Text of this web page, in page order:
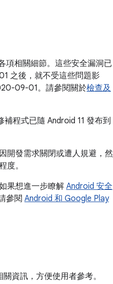
項相關細節。這些安全漏洞已
之後，就不受這些問題影
09-01。請參閱關於檢查及
程式已隨 Android 11 發布到
開發需求關閉或遭人規避，然
度。
果想進一步瞭解 Android 安全
參閱 Android 和 Google Play
資訊，方便使用者參考。